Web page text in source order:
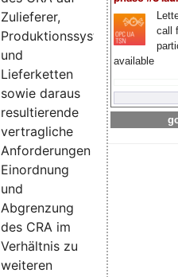
call
available
Zulieferer,
Produktionssysteme
und
Lieferketten
sowie daraus
resultierende
vertragliche
Anforderungen
Einordnung
und
Abgrenzung
des CRA im
Verhältnis zu
weiteren